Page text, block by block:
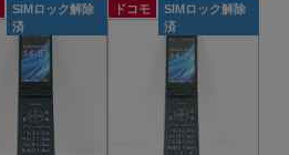
SIMロック解除
済
ドコモ
SIMロック解除
済